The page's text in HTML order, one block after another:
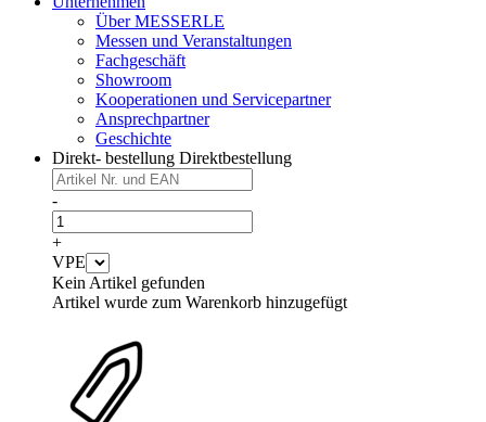
Über MESSERLE
Messen und Veranstaltungen
Fachgeschäft
Showroom
Kooperationen und Servicepartner
Ansprechpartner
Geschichte
Direkt- bestellung Direktbestellung
-
+
VPE
Kein Artikel gefunden
Artikel wurde zum Warenkorb hinzugefügt